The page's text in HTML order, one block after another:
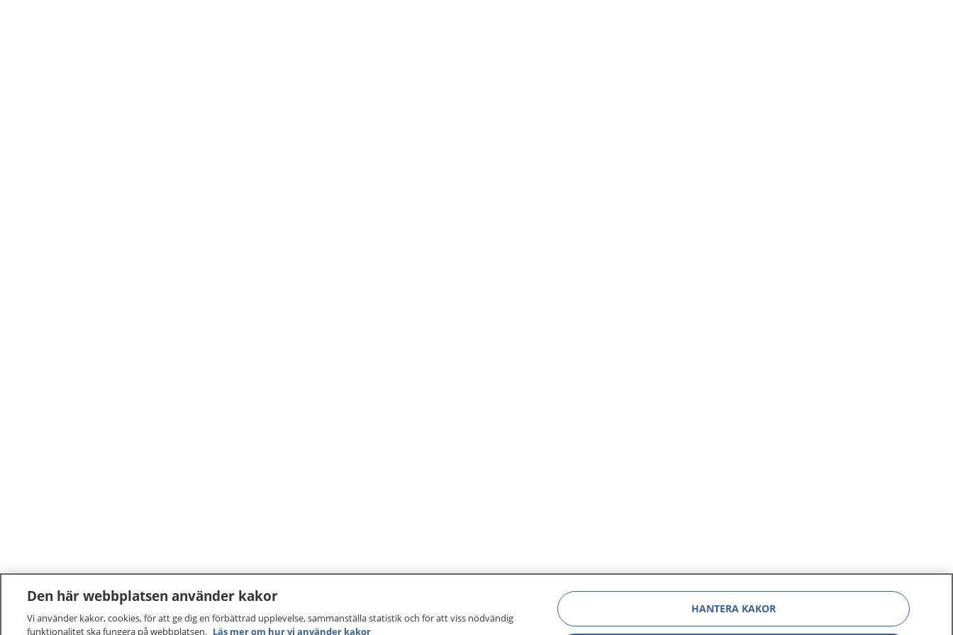
Den här webbplatsen använder kakor
Vi använder kakor, cookies, för att ge dig en förbättrad upplevelse, sammanställa statistik och för att viss nödvändig
funktionalitet ska fungera på webbplatsen. Läs mer om hur vi använder kakor
HANTERA KAKOR